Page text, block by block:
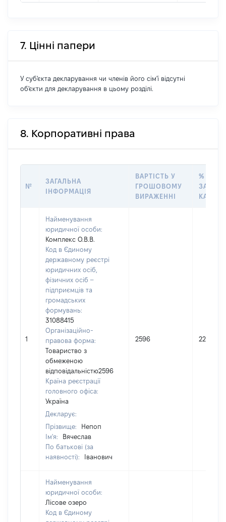
7. Цінні папери
У суб'єкта декларування чи членів його сім'ї відсутні
об'єкти для декларування в цьому розділі.
8. Корпоративні права
№
ЗАГАЛЬНА
ІНФОРМАЦІЯ
ВАРТІСТЬ У
ГРОШОВОМУ
ВИРАЖЕННІ
% ВІД
1
Найменування
юридичної особи:
Комплекс О.В.В.
Код в Єдиному
державному реєстрі
юридичних осіб,
фізичних осіб –
підприємців та
громадських
формувань:
31088415
Організаційно-
правова форма:
Товариство з
обмеженою
відповідальністю2596
Країна реєстрації
головного офіса:
Україна
Декларує:
Прізвище:
Непоп
Ім'я:
Вячеслав
По батькові (за
наявності):
Іванович
2596 22
Найменування
юридичної особи:
Лісове озеро
Код в Єдиному